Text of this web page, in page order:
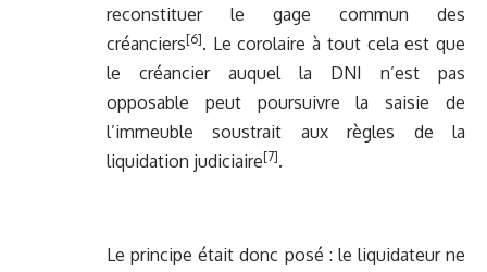
reconstituer le gage commun des
créanciers[6]. Le corolaire à tout cela est que
le créancier auquel la DNI n’est pas
opposable peut poursuivre la saisie de
l’immeuble soustrait aux règles de la
liquidation judiciaire[7].
Le principe était donc posé : le liquidateur ne